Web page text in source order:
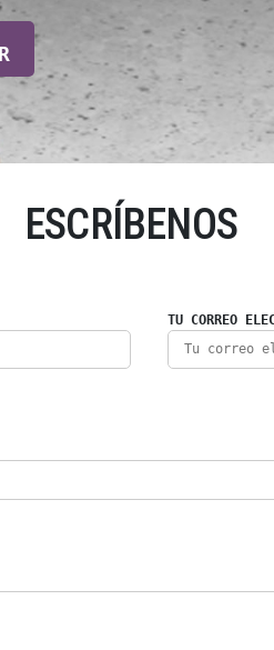
ESCRÍBENOS
TU CORREO